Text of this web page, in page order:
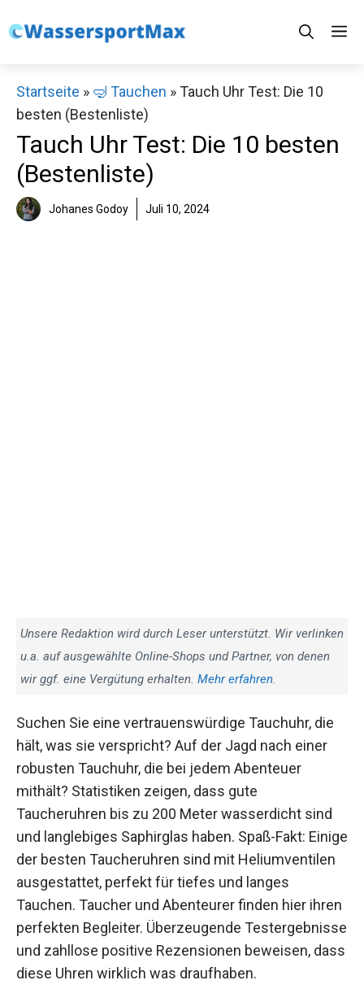
Inhalt
Startseite » 🤿 Tauchen »Tauch Uhr Test: Die 10
besten (Bestenliste)
Tauch Uhr Test: Die 10 besten
(Bestenliste)
Johanes Godoy Juli 10, 2024
Unsere Redaktion wird durch Leser unterstützt. Wir verlinken
u.a. auf ausgewählte Online-Shops und Partner, von denen
wir ggf. eine Vergütung erhalten. Mehr erfahren.
Suchen Sie eine vertrauenswürdige Tauchuhr, die
hält, was sie verspricht? Auf der Jagd nach einer
robusten Tauchuhr, die bei jedem Abenteuer
mithält? Statistiken zeigen, dass gute
Taucheruhren bis zu 200 Meter wasserdicht sind
und langlebiges Saphirglas haben. Spaß-Fakt: Einige
der besten Taucheruhren sind mit Heliumventilen
ausgestattet, perfekt für tiefes und langes
Tauchen. Taucher und Abenteurer finden hier ihren
perfekten Begleiter. Überzeugende Testergebnisse
und zahllose positive Rezensionen beweisen, dass
diese Uhren wirklich was draufhaben.